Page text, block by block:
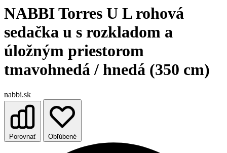
NABBI Torres U L rohová
sedačka u s rozkladom a
úložným priestorom
tmavohnedá / hnedá (350 cm)
nabbi.sk
Porovnať Obľúbené